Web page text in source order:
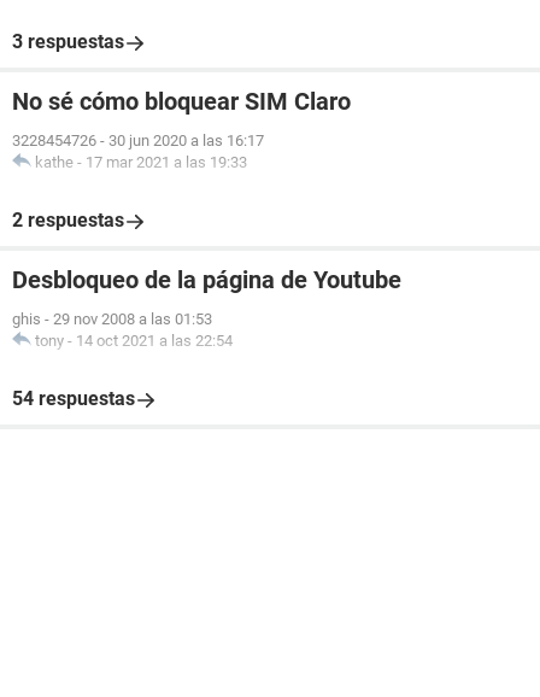
3 respuestas
No sé cómo bloquear SIM Claro
3228454726 - 30 jun 2020 a las 16:17
kathe - 17 mar 2021 a las 19:33
2 respuestas
Desbloqueo de la página de Youtube
ghis - 29 nov 2008 a las 01:53
tony - 14 oct 2021 a las 22:54
54 respuestas